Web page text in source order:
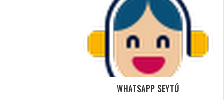
WHATSAPP SEYTÚ